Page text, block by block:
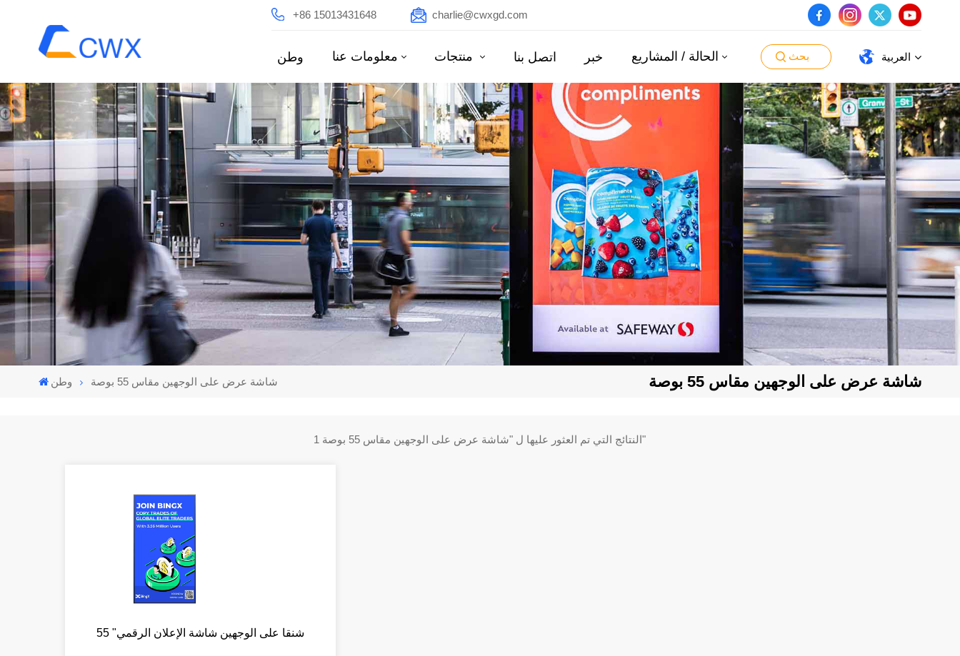
+86 15013431648 charlie@cwxgd.com
وطن معلومات عنا اتصل بنا خبر الحالة / المشاريع بحث العربية
English
español
português
日本語
وطن شاشة عرض على الوجهين مقاس 55 بوصة شاشة عرض على الوجهين مقاس 55 بوصة
1 النتائج التي تم العثور عليها ل "شاشة عرض على الوجهين مقاس 55 بوصة"
55 "شنقا على الوجهين شاشة الإعلان الرقمي